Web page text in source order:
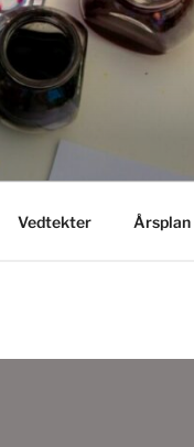
Vedtekter Årsplan